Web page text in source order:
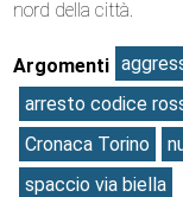
nord della città.
Argomenti
arresto codice
Cronaca Torino
spaccio via biella